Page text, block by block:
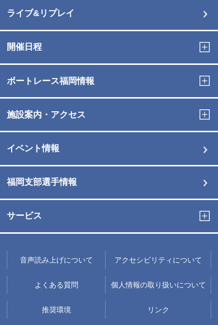
ライブ&リプレイ
開催日程
ボートレース福岡情報
施設案内・アクセス
イベント情報
福岡支部選手情報
サービス
音声読み上げについて アクセシビリティについて
よくある質問 個人情報の取り扱いについて
推奨環境 リンク